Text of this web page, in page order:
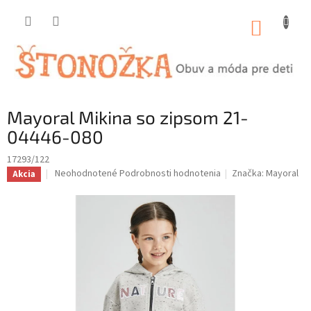
Mayoral Mikina so zipsom 21-
04446-080
17293/122
Akcia
Priemerné
produktu
Neohodnotené Podrobnosti hodnotenia Značka:Mayoral